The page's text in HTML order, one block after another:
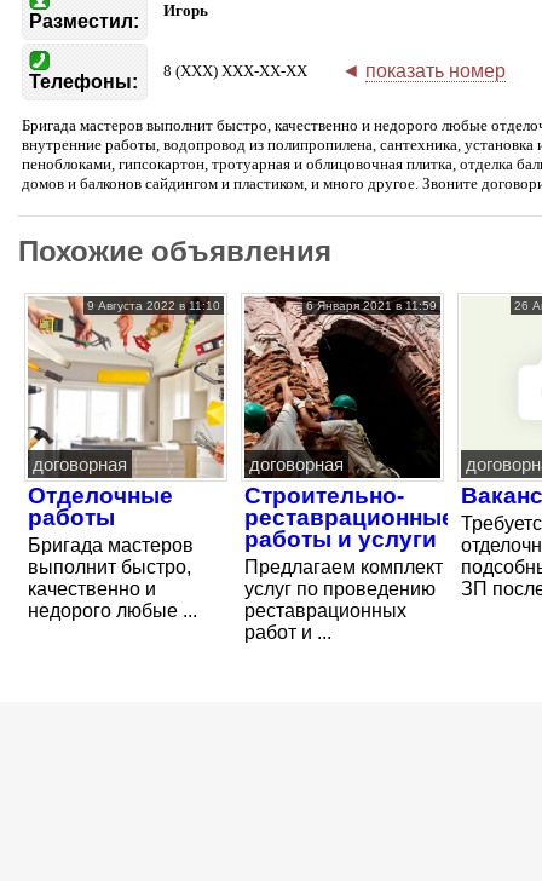
Разместил:
Игорь
Телефоны:
8 (XXX) XXX-XX-XX ◄ показать номер
Бригада мастеров выполнит быстро, качественно и недорого любые
внутренние работы, водопровод из полипропилена, сантехника,
пеноблоками, гипсокартон, тротуарная и облицовочная плитка, отделка
домов и балконов сайдингом и пластиком, и много другое. Звоните
Похожие объявления
9 Августа 2022 в 11:10
договорная
Отделочные
работы
Бригада мастеров
выполнит быстро,
качественно и
недорого любые ...
6 Января 2021 в 11:59
договорная
Строительно-
реставрационные
работы и услуги
Предлагаем комплект
услуг по проведению
реставрационных
работ и ...
26
ЗП